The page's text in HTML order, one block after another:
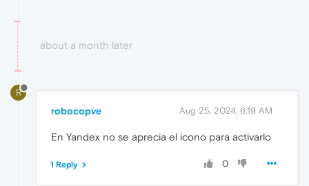
about a month later
R
robocopve Aug 25, 2024, 6:19 AM
En Yandex no se aprecia el icono para activarlo
0
1 Reply